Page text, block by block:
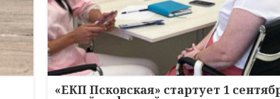
«ЕКП Псковская» стартует 1